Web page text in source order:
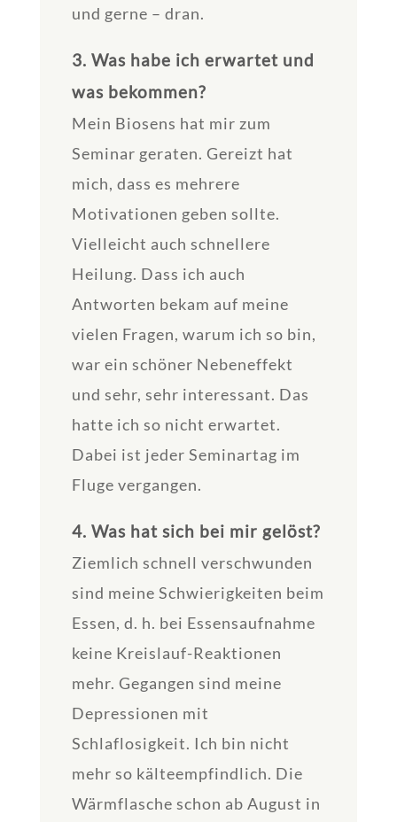
und gerne – dran.
3. Was habe ich erwartet und
was bekommen?
Mein Biosens hat mir zum
Seminar geraten. Gereizt hat
mich, dass es mehrere
Motivationen geben sollte.
Vielleicht auch schnellere
Heilung. Dass ich auch
Antworten bekam auf meine
vielen Fragen, warum ich so bin,
war ein schöner Nebeneffekt
und sehr, sehr interessant. Das
hatte ich so nicht erwartet.
Dabei ist jeder Seminartag im
Fluge vergangen.
4. Was hat sich bei mir gelöst?
Ziemlich schnell verschwunden
sind meine Schwierigkeiten beim
Essen, d. h. bei Essensaufnahme
keine Kreislauf-Reaktionen
mehr. Gegangen sind meine
Depressionen mit
Schlaflosigkeit. Ich bin nicht
mehr so kälteempfindlich. Die
Wärmflasche schon ab August in